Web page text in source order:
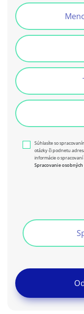
Súhlasíte so
otázky či podnetu
informácie o
Spracovanie